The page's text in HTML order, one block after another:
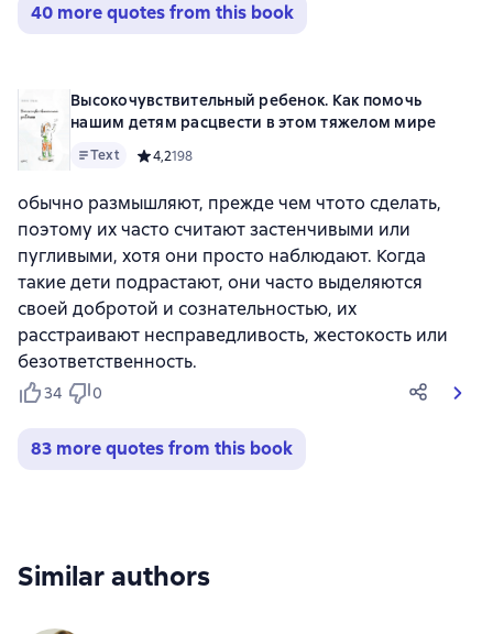
40 more quotes from this book
Высокочувствительный ребенок. Как помочь
нашим детям расцвести в этом тяжелом мире
Text Средний рейтинг 4,2 на основе 198 оценок
4,2198
обычно размышляют, прежде чем чтото сделать,
поэтому их часто считают застенчивыми или
пугливыми, хотя они просто наблюдают. Когда
такие дети подрастают, они часто выделяются
своей добротой и сознательностью, их
расстраивают несправедливость, жестокость или
безответственность.
34 0
83 more quotes from this book
Similar authors